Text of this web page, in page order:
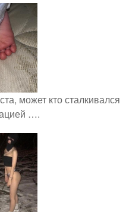
может кто сталкивался
….